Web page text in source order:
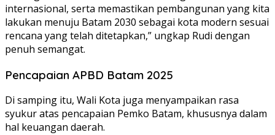
internasional, serta memastikan pembangunan yang kita
lakukan menuju Batam 2030 sebagai kota modern sesuai
rencana yang telah ditetapkan,” ungkap Rudi dengan
penuh semangat.
Pencapaian APBD Batam 2025
Di samping itu, Wali Kota juga menyampaikan rasa
syukur atas pencapaian Pemko Batam, khususnya dalam
hal keuangan daerah.